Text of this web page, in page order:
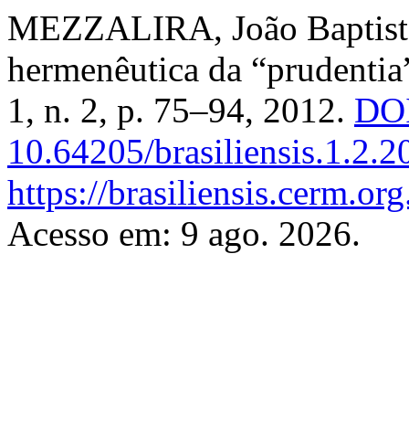
MEZZALIRA, João
hermenêutica da
1, n. 2, p. 75–94, 2012.
10.64205/
https://
Acesso em: 9 ago. 2026.